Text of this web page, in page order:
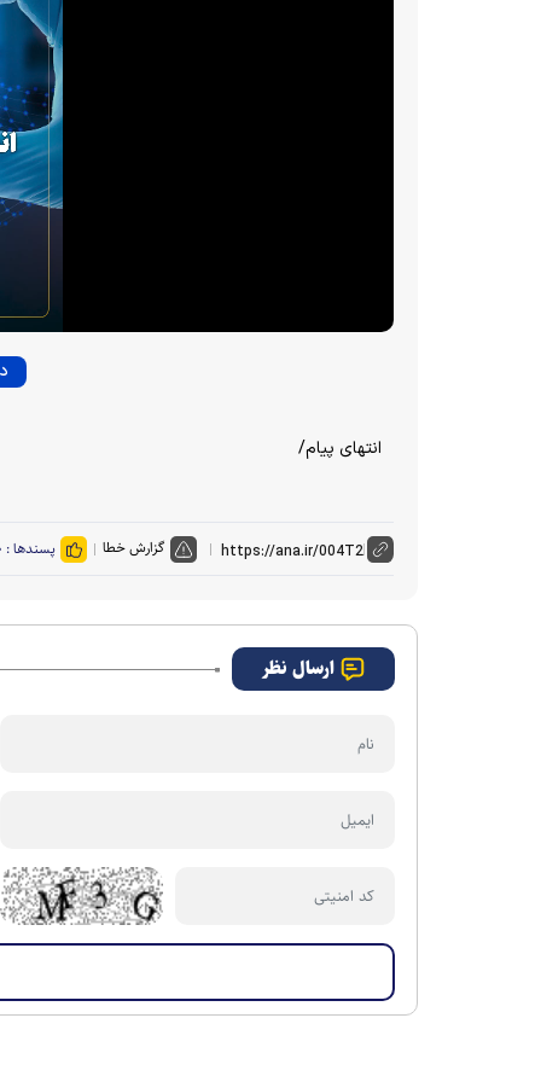
انتهای پیام/
گزارش خطا پسندها :
ارسال نظر